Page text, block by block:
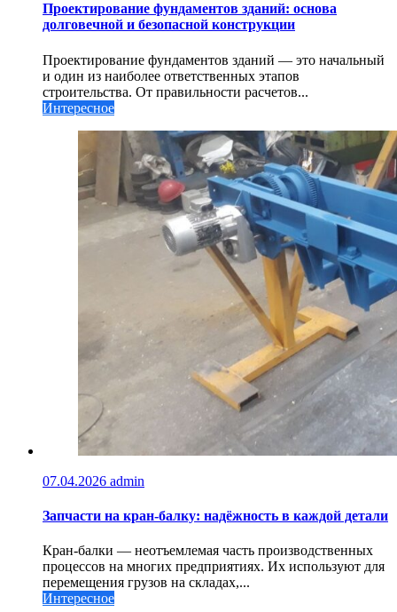
Проектирование фундаментов зданий: основа
долговечной и безопасной конструкции
Проектирование фундаментов зданий — это начальный
и один из наиболее ответственных этапов
строительства. От правильности расчетов...
Интересное
07.04.2026 admin
Запчасти на кран-балку: надёжность в каждой детали
Кран-балки — неотъемлемая часть производственных
процессов на многих предприятиях. Их используют для
перемещения грузов на складах,...
Интересное